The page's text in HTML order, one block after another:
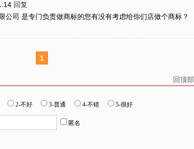
回复
公司 是专门负责做商标的您有没有考虑给你们店做个商标？
1
回顶部
2-不好 3-普通 4-不错 5-很好
匿名